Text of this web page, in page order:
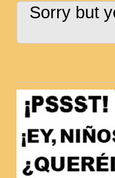
Sorry but